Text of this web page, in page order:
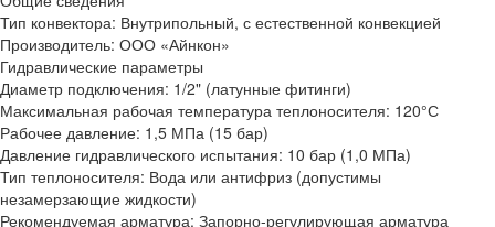
Тип конвектора: Внутрипольный, с естественной конвекцией
Производитель: ООО «Айнкон»
Гидравлические параметры
Диаметр подключения: 1/2" (латунные фитинги)
Максимальная рабочая температура теплоносителя: 120°С
Рабочее давление: 1,5 МПа (15 бар)
Давление гидравлического испытания: 10 бар (1,0 МПа)
Тип теплоносителя: Вода или антифриз (допустимы
незамерзающие жидкости)
Рекомендуемая арматура: Запорно-регулирующая арматура